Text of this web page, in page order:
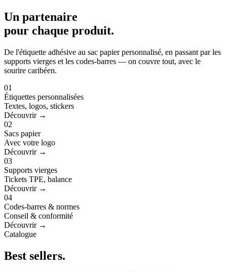
Un partenaire
pour chaque produit.
De l'étiquette adhésive au sac papier personnalisé, en passant par les
supports vierges et les codes-barres — on couvre tout, avec le
sourire caribéen.
01
Étiquettes personnalisées
Textes, logos, stickers
Découvrir →
02
Sacs papier
Avec votre logo
Découvrir →
03
Supports vierges
Tickets TPE, balance
Découvrir →
04
Codes-barres & normes
Conseil & conformité
Découvrir →
Catalogue
Best sellers.